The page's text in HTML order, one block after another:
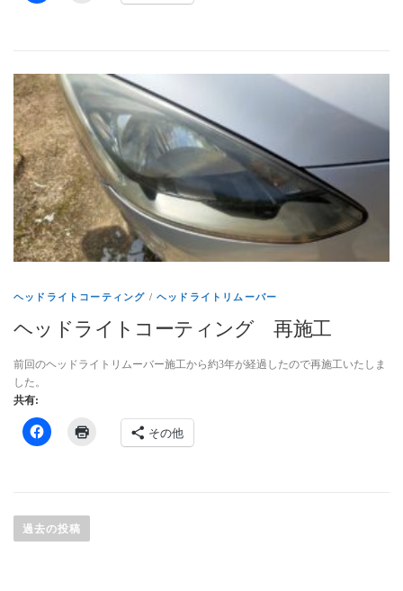
ヘッドライトコーティング /ヘッドライトリムーバー
ヘッドライトコーティング 再施工
前回のヘッドライトリムーバー施工から約3年が経過したので再施工いたしま
した。
共有:
その他
稿
過去の投稿